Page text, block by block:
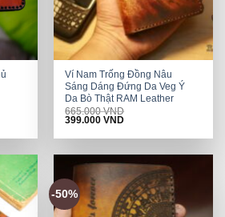
Ví Nam Trống Đồng Nâu
Sáng Dáng Đứng Da Veg Ý
Da Bò Thật RAM Leather
665.000VND
Original
was:
399.000VNDCurrent
is:
-50%